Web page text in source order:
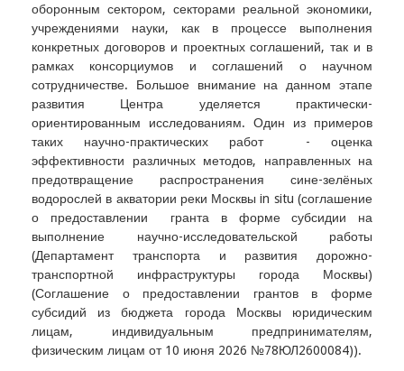
оборонным сектором, секторами реальной экономики,
учреждениями науки, как в процессе выполнения
конкретных договоров и проектных соглашений, так и в
рамках консорциумов и соглашений о научном
сотрудничестве. Большое внимание на данном этапе
развития Центра уделяется практически-
ориентированным исследованиям. Один из примеров
таких научно-практических работ - оценка
эффективности различных методов, направленных на
предотвращение распространения сине-зелёных
водорослей в акватории реки Москвы in situ (соглашение
о предоставлении гранта в форме субсидии на
выполнение научно-исследовательской работы
(Департамент транспорта и развития дорожно-
транспортной инфраструктуры города Москвы)
(Соглашение о предоставлении грантов в форме
субсидий из бюджета города Москвы юридическим
лицам, индивидуальным предпринимателям,
физическим лицам от 10 июня 2026 №78ЮЛ2600084)).